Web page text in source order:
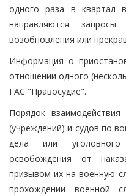
одного раза в квартал
направляются
возобновления или
Информация о
отношении одного
ГАС "Правосудие".
Порядок взаимодействия
(учреждений) и судов по
дела или уголовного
освобождения от
призывом их на военную
прохождении военной